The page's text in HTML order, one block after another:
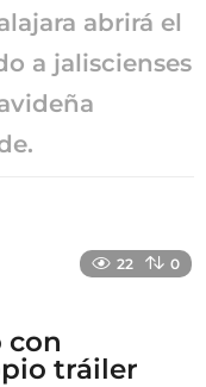
abrirá el
a jaliscienses
22 0
con
tráiler